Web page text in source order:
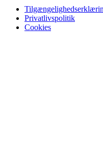
Privatlivspolitik
Cookies